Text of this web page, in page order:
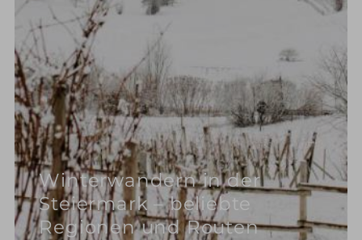
Winterwandern in der
Steiermark – beliebte
Regionen und Routen